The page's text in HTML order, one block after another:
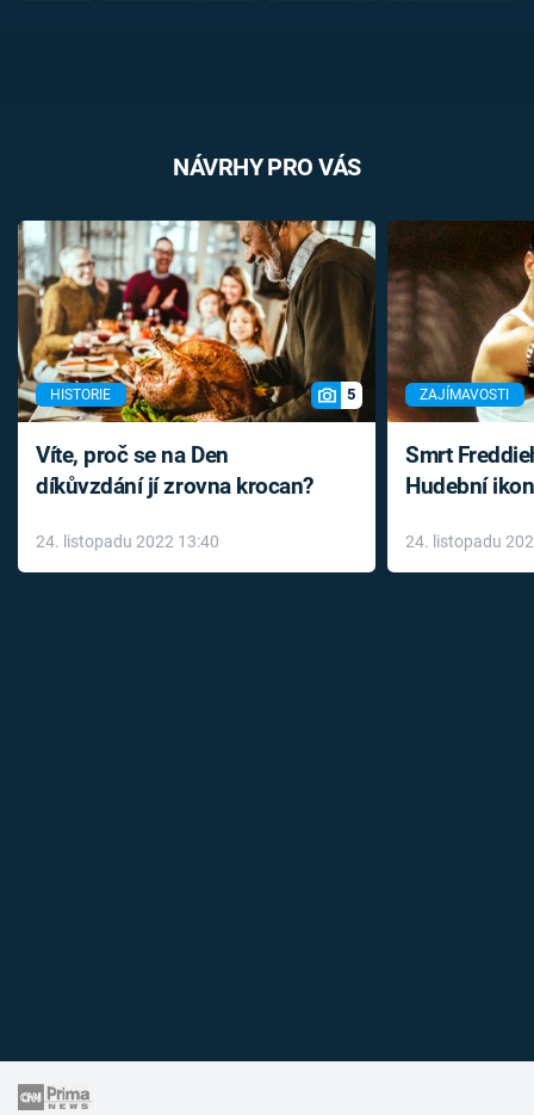
NÁVRHY PRO VÁS
HISTORIE 5
Víte, proč se na Den
díkůvzdání jí zrovna krocan?
24. listopadu 2022 13:40
ZAJÍMAVOSTI
Smrt
Hudební
léky
24. listopadu